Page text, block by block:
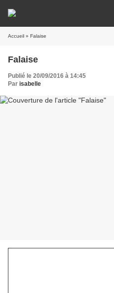
Accueil » Falaise
Falaise
Publié le 20/09/2016 à 14:45
Par isabelle